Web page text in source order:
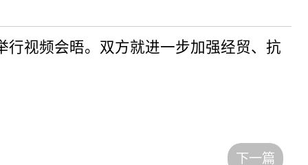
行视频会晤。双方就进一步加强经贸、抗
下一篇